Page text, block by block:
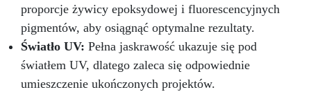
proporcje żywicy epoksydowej i fluorescencyjnych
pigmentów, aby osiągnąć optymalne rezultaty.
Światło UV: Pełna jaskrawość ukazuje się pod
światłem UV, dlatego zaleca się odpowiednie
umieszczenie ukończonych projektów.